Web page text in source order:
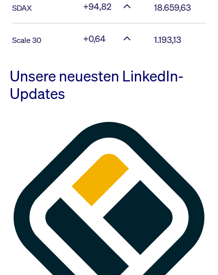
SDAX +94,82 18.659,63
Scale 30 +0,64 1.193,13
Unsere neuesten LinkedIn-
Updates